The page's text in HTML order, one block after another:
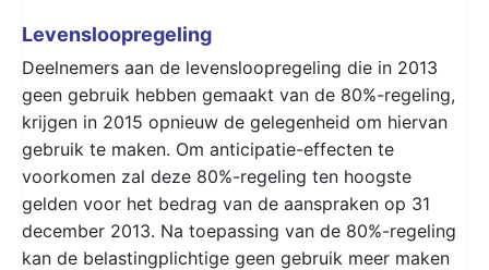
Levensloopregeling
Deelnemers aan de levensloopregeling die in 2013
geen gebruik hebben gemaakt van de 80%-regeling,
krijgen in 2015 opnieuw de gelegenheid om hiervan
gebruik te maken. Om anticipatie-effecten te
voorkomen zal deze 80%-regeling ten hoogste
gelden voor het bedrag van de aanspraken op 31
december 2013. Na toepassing van de 80%-regeling
kan de belastingplichtige geen gebruik meer maken